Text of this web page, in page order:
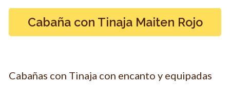
Cabaña con Tinaja Maiten Rojo
Cabañas con Tinaja con encanto y equipadas